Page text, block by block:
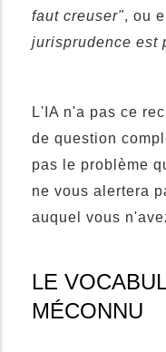
faut creuser", ou
jurisprudence est
L'IA n'a pas ce
de question
pas le problème
ne vous alertera
auquel vous
LE
MÉCONNU